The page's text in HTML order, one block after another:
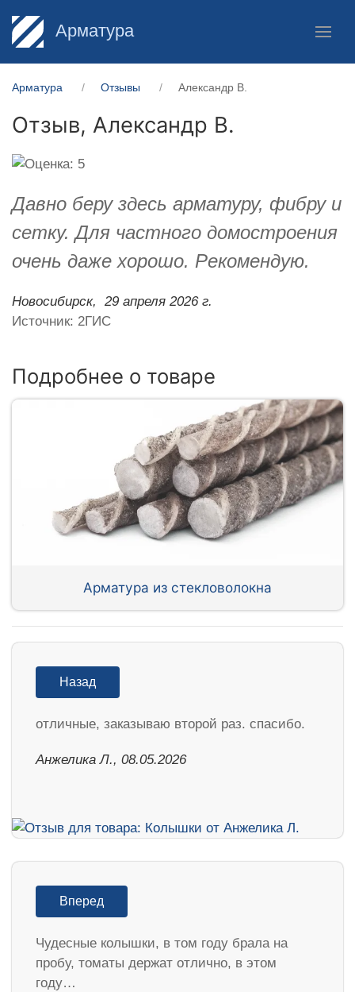
Арматура
Арматура Отзывы Александр В.
Отзыв, Александр В.
Давно беру здесь арматуру, фибру и
сетку. Для частного домостроения
очень даже хорошо. Рекомендую.
Новосибирск,
29 апреля 2026 г.
Источник: 2ГИС
Подробнее о товаре
Арматура из стекловолокна
Назад
отличные, заказываю второй раз. спасибо.
Анжелика Л., 08.05.2026
Вперед
Чудесные колышки, в том году брала на
пробу, томаты держат отлично, в этом
году…